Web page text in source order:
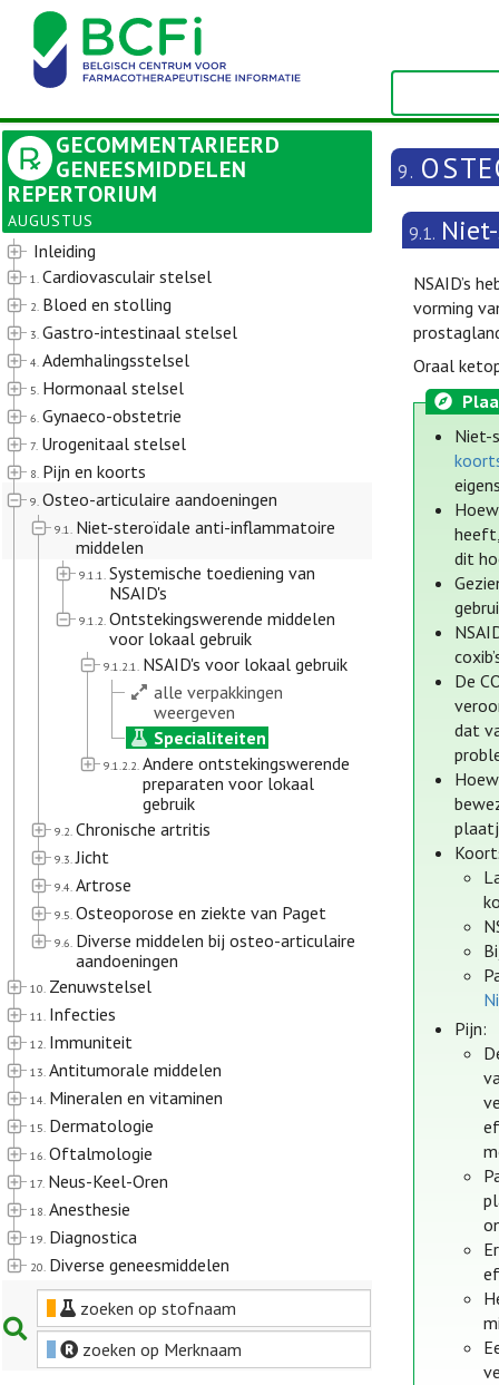
GECOMMENTARIEERD
GENEESMIDDELEN
REPERTORIUM
AUGUSTUS
Inleiding
1. Cardiovasculair stelsel
2. Bloed en stolling
3. Gastro-intestinaal stelsel
4. Ademhalingsstelsel
5. Hormonaal stelsel
6. Gynaeco-obstetrie
7. Urogenitaal stelsel
8. Pijn en koorts
9. Osteo-articulaire aandoeningen
9.1. Niet-steroïdale anti-inflammatoire
middelen
9.1.1. Systemische toediening van
NSAID's
9.1.2. Ontstekingswerende middelen
voor lokaal gebruik
9.1.2.1. NSAID's voor lokaal gebruik
alle verpakkingen
weergeven
Specialiteiten
9.1.2.2. Andere ontstekingswerende
preparaten voor lokaal
gebruik
9.2. Chronische artritis
9.3. Jicht
9.4. Artrose
9.5. Osteoporose en ziekte van Paget
9.6. Diverse middelen bij osteo-articulaire
aandoeningen
10. Zenuwstelsel
11. Infecties
12. Immuniteit
13. Antitumorale middelen
14. Mineralen en vitaminen
15. Dermatologie
16. Oftalmologie
17. Neus-Keel-Oren
18. Anesthesie
19. Diagnostica
20. Diverse geneesmiddelen
zoeken op stofnaam
zoeken op Merknaam
9.
9.1.
NSAID’s
vorming
Oraal
Niet-
dit
De
dat
Pijn: